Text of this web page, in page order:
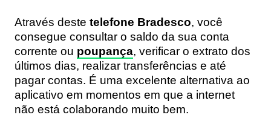
Através deste telefone Bradesco, você
consegue consultar o saldo da sua conta
corrente ou poupança, verificar o extrato dos
últimos dias, realizar transferências e até
pagar contas. É uma excelente alternativa ao
aplicativo em momentos em que a internet
não está colaborando muito bem.